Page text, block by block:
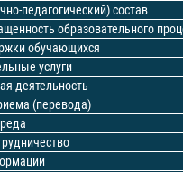
педагогический) состав
образовательного
обучающихся
услуги
деятельность
(перевода)